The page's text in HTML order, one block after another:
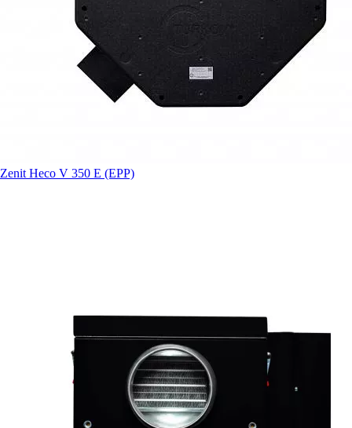
Zenit Heco V 350 E (EPP)